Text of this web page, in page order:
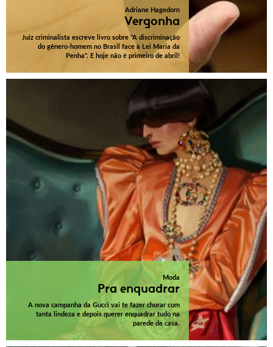
Adriane Hagedorn
Vergonha
Juiz criminalista escreve livro sobre "A discriminação
do gênero-homem no Brasil face à Lei Maria da
Penha". E hoje não é primeiro de abril!
Moda
Pra enquadrar
A nova campanha da Gucci vai te fazer chorar com
tanta lindeza e depois querer enquadrar tudo na
parede de casa.